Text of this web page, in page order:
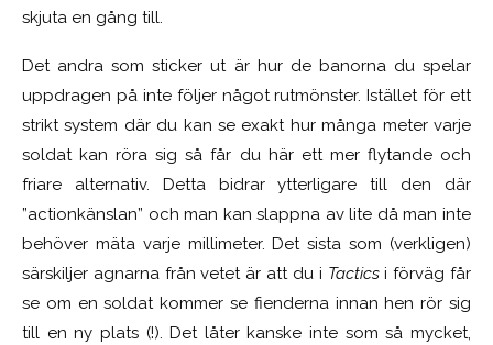
skjuta en gång till.
Det andra som sticker ut är hur de banorna du spelar
uppdragen på inte följer något rutmönster. Istället för ett
strikt system där du kan se exakt hur många meter varje
soldat kan röra sig så får du här ett mer flytande och
friare alternativ. Detta bidrar ytterligare till den där
”actionkänslan” och man kan slappna av lite då man inte
behöver mäta varje millimeter. Det sista som (verkligen)
särskiljer agnarna från vetet är att du i Tacticsi förväg får
se om en soldat kommer se fienderna innan hen rör sig
till en ny plats (!). Det låter kanske inte som så mycket,